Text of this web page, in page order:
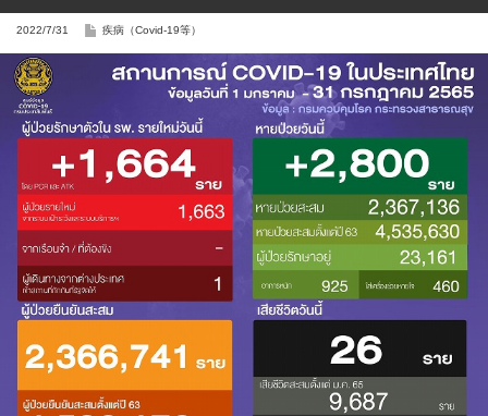
2022/7/31 疾病（Covid-19等）